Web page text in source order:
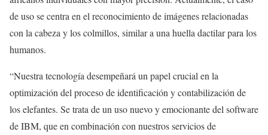
de uso se centra en el reconocimiento de imágenes relacionadas
con la cabeza y los colmillos, similar a una huella dactilar para los
humanos.
“Nuestra tecnología desempeñará un papel crucial en la
optimización del proceso de identificación y contabilización de
los elefantes. Se trata de un uso nuevo y emocionante del software
de IBM, que en combinación con nuestros servicios de